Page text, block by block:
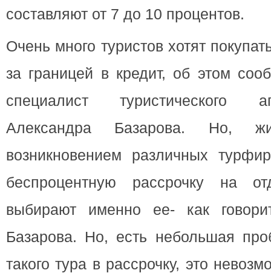
составляют от 7 до 10 процентов.
Очень много туристов хотят
за границей в кредит, об этом
специалист туристического
Александра Базарова. Но,
возникновением различных
беспроцентную рассрочку на
выбирают именно ее- как
Базарова. Но, есть небольшая
такого тура в рассрочку, это